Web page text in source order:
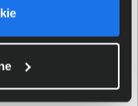
NVMe)